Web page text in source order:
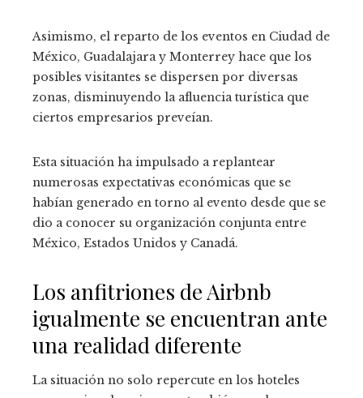
Asimismo, el reparto de los eventos en Ciudad de
México, Guadalajara y Monterrey hace que los
posibles visitantes se dispersen por diversas
zonas, disminuyendo la afluencia turística que
ciertos empresarios preveían.
Esta situación ha impulsado a replantear
numerosas expectativas económicas que se
habían generado en torno al evento desde que se
dio a conocer su organización conjunta entre
México, Estados Unidos y Canadá.
Los anfitriones de Airbnb
igualmente se encuentran ante
una realidad diferente
La situación no solo repercute en los hoteles